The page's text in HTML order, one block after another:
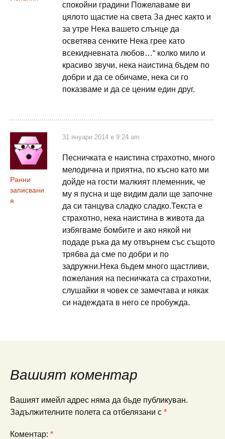
спокойни градини Пожелаваме ви
цялото щастие на света За днес както и
за утре Нека вашето слънце да
осветява сенките Нека грее като
всекидневната любов…“ колко мило и
красиво звучи, нека наистина бъдем по
добри и да се обичаме, нека си го
показваме и да се ценим един друг.
Ранни
записвани
я
31 януари 2014 в 9:24 am
Песничката е наистина страхотно, много
мелодична и приятна, по късно като ми
дойде на гости малкият племенник, че
му я пусна и ще видим дали ще започне
да си танцува сладко сладко.Текста е
страхотно, нека наистина в живота да
избягваме бомбите и ако някой ни
подаде ръка да му отвърнем със същото
трябва да сме по добри и по
задружни.Нека бъдем много щастливи,
пожелания на песничката са страхотни,
слушайки я човек се замечтава и някак
си надеждата в него се пробужда.
Вашият коментар
Вашият имейл адрес няма да бъде публикуван.
Задължителните полета са отбелязани с *
Коментар: *